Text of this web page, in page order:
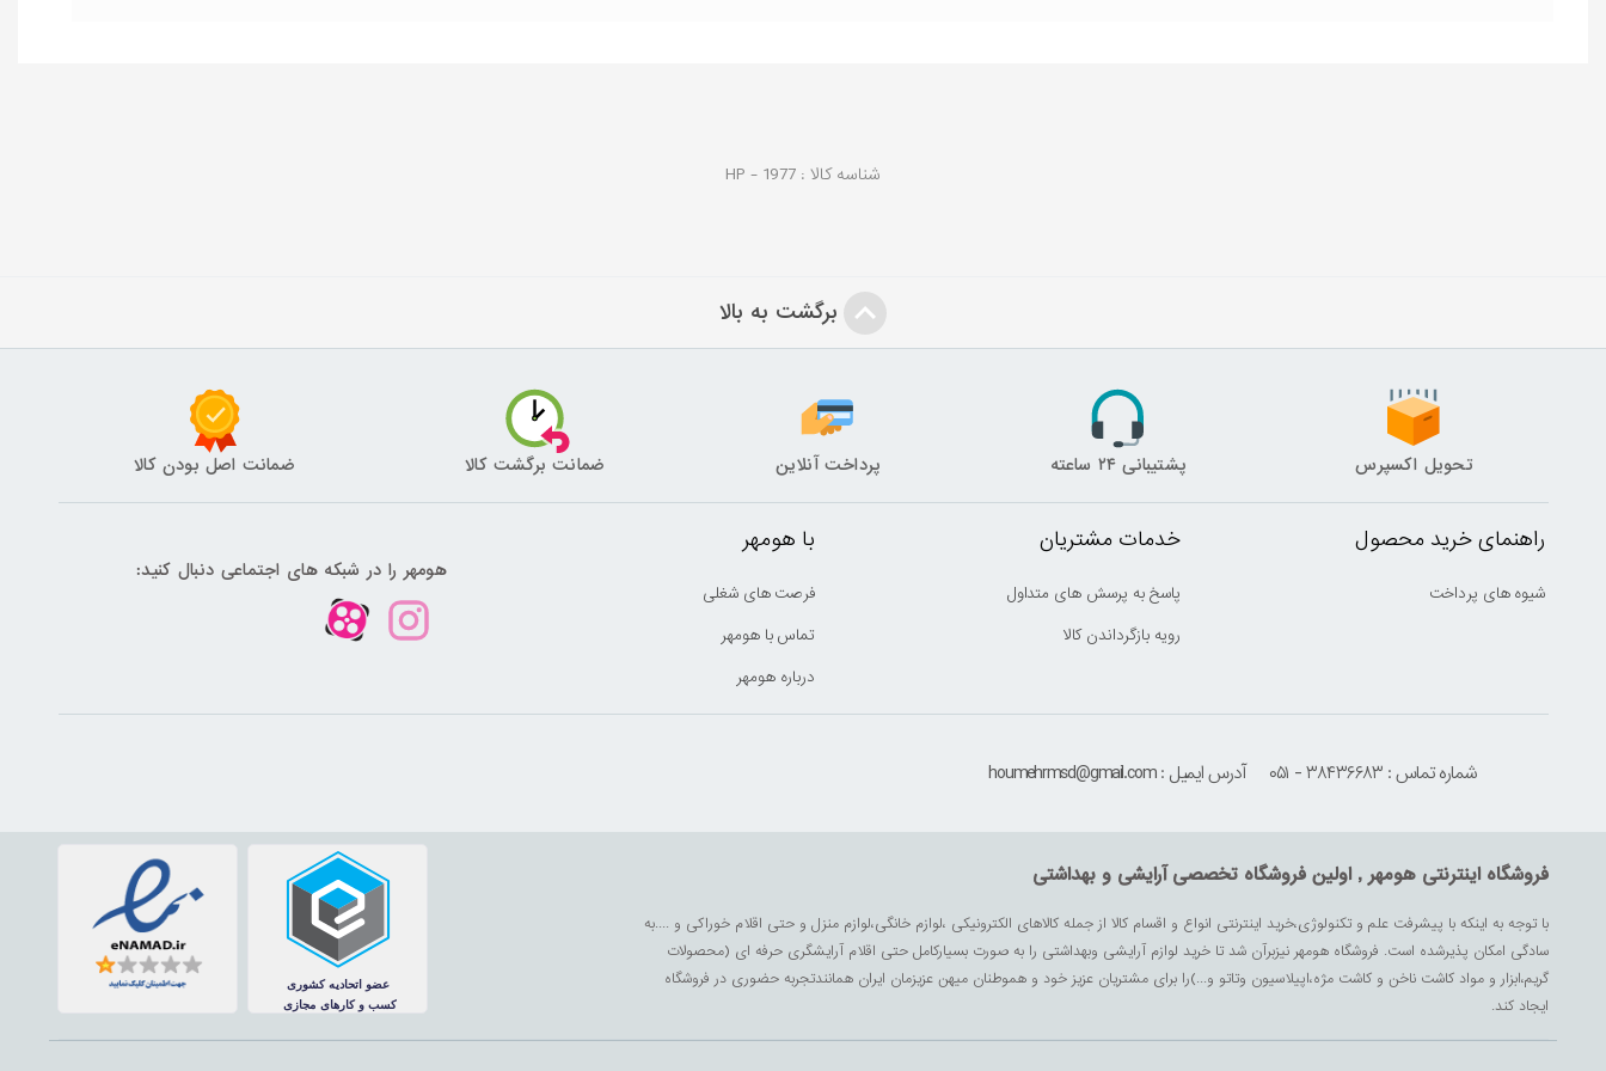
شناسه کالا : HP - 1977
برگشت به بالا
تحویل اکسپرس پشتیبانی ۲۴ ساعته پرداخت آنلاین ضمانت برگشت کالا ضمانت اصل بودن کالا
راهنمای خرید محصول
شیوه های پرداخت
خدمات مشتریان
پاسخ به پرسش های متداول
رویه بازگرداندن کالا
با هومهر
فرصت های شغلی
تماس با هومهر
درباره هومهر
هومهر را در شبکه های اجتماعی دنبال کنید:
شماره تماس : ۳۸۴۳۶۶۸۳ - ۰۵۱ آدرس ایمیل : houmehrmsd@gmail.com
فروشگاه اینترنتی هومهر , اولین فروشگاه تخصصی آرایشی و بهداشتی
با توجه به اینکه با پیشرفت علم و تکنولوژی،خرید اینترنتی انواع و اقسام کالا از جمله کالاهای الکترونیکی ،لوازم خانگی،لوازم منزل و حتی اقلام خوراکی و ....به
سادگی امکان پذیرشده است. فروشگاه هومهر نیزبرآن شد تا خرید لوازم آرایشی وبهداشتی را به صورت بسیارکامل حتی اقلام آرایشگری حرفه ای (محصولات
گریم،ابزار و مواد کاشت ناخن و کاشت مژه،اپیلاسیون وتاتو و...)را برای مشتریان عزیز خود و هموطنان میهن عزیزمان ایران همانندتجربه حضوری در فروشگاه
ایجاد کند.